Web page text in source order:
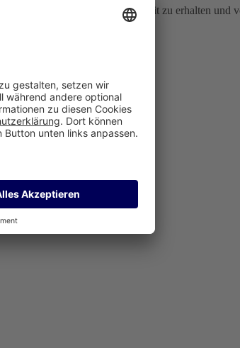
Diversity und Chancengleichheit zu erhalten und